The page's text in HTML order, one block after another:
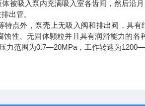
被吸入泵内充满吸入室各齿间，然后沿
出管。
点外，泵壳上无吸入阀和排出阀，具
性、无固体颗粒并且具有润滑能力的
力范围为0.7—20MPa，工作转速为